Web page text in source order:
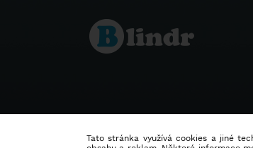
Tato stránka využívá cookies a jiné